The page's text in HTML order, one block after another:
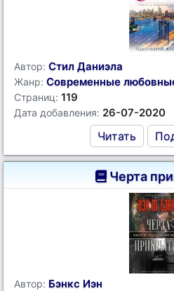
Автор: Стил Даниэла
Жанр: Современные
Страниц: 119
Дата добавления: 26-07-2020
Читать
Черта
Автор: Бэнкс Иэн